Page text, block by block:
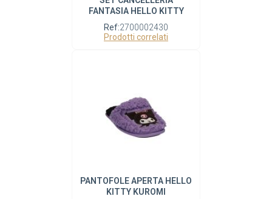
FANTASIA HELLO KITTY
Ref:2700002430
Prodotti correlati
PANTOFOLE APERTA HELLO
KITTY KUROMI